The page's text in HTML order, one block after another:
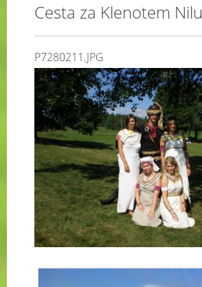
Cesta za Klenotem Nilu
P7280211.JPG